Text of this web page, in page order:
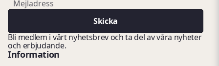
Mejladress
Skicka
Bli medlem i vårt nyhetsbrev och ta del av våra nyheter
och erbjudande.
Information